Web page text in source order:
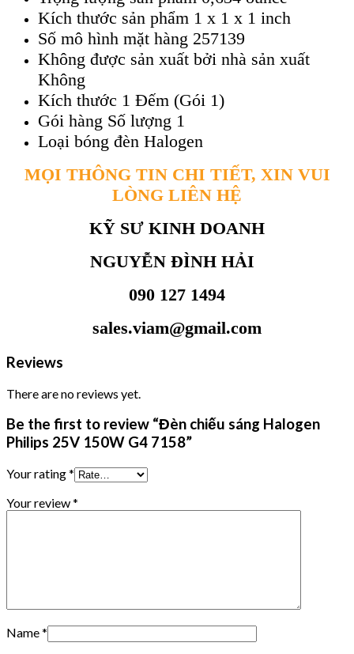
Kích thước sản phẩm 1 x 1 x 1 inch
Số mô hình mặt hàng 257139
Không được sản xuất bởi nhà sản xuất
Không
Kích thước 1 Đếm (Gói 1)
Gói hàng Số lượng 1
Loại bóng đèn Halogen
MỌI THÔNG TIN CHI TIẾT, XIN VUI
LÒNG LIÊN HỆ
KỸ SƯ KINH DOANH
NGUYỄN ĐÌNH HẢI
090 127 1494
sales.viam@gmail.com
Reviews
There are no reviews yet.
Be the first to review “Đèn chiếu sáng Halogen
Philips 25V 150W G4 7158”
Your rating*
Your review*
Name*